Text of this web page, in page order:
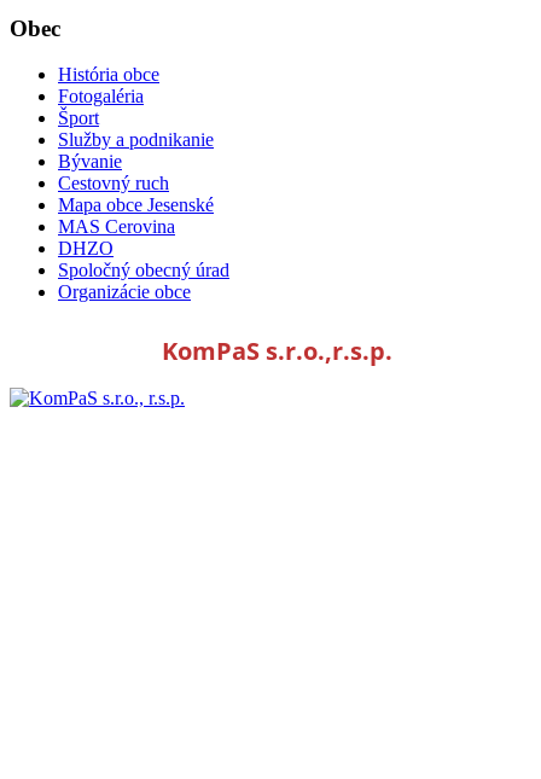
Obec
História obce
Fotogaléria
Šport
Služby a podnikanie
Bývanie
Cestovný ruch
Mapa obce Jesenské
MAS Cerovina
DHZO
Spoločný obecný úrad
Organizácie obce
KomPaS s.r.o.,r.s.p.